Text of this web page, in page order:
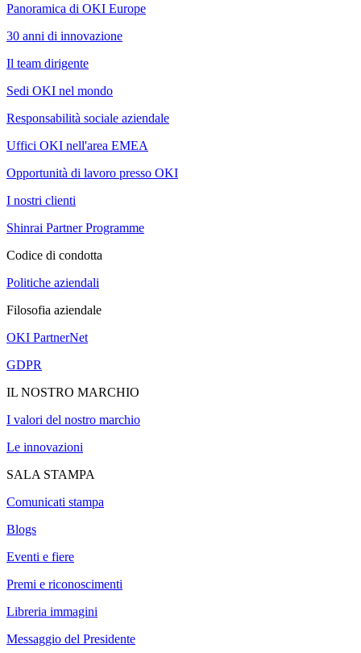
Panoramica di OKI Europe
30 anni di innovazione
Il team dirigente
Sedi OKI nel mondo
Responsabilità sociale aziendale
Uffici OKI nell'area EMEA
Opportunità di lavoro presso OKI
I nostri clienti
Shinrai Partner Programme
Codice di condotta
Politiche aziendali
Filosofia aziendale
OKI PartnerNet
GDPR
IL NOSTRO MARCHIO
I valori del nostro marchio
Le innovazioni
SALA STAMPA
Comunicati stampa
Blogs
Eventi e fiere
Premi e riconoscimenti
Libreria immagini
Messaggio del Presidente